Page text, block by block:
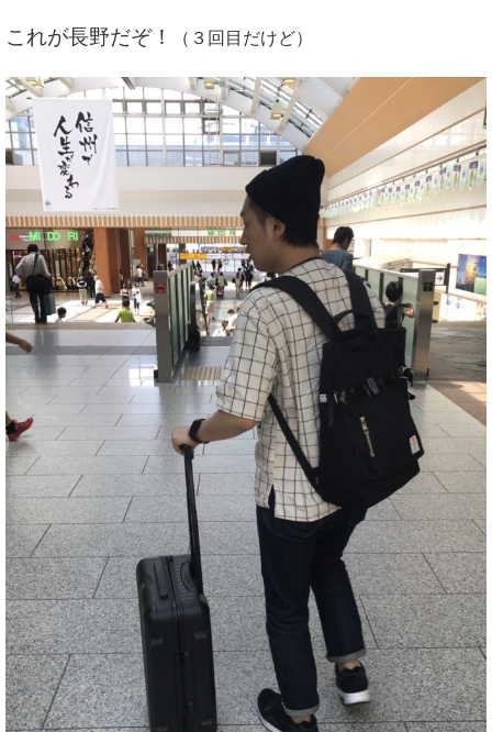
これが長野だぞ！ （３回目だけど）